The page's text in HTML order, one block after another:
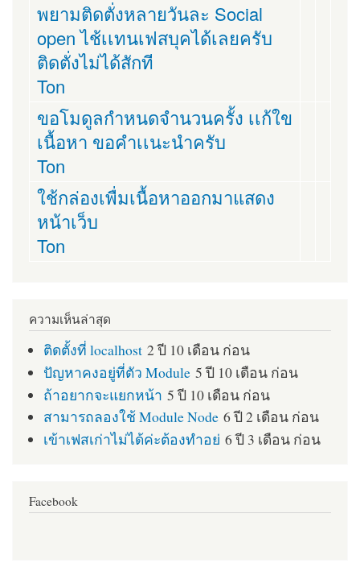
พยามติดตั่งหลายวันละ Social
open ไช้เเทนเฟสบุคได้เลยครับ
ติดตั่งไม่ได้สักที
Ton
ขอโมดูลกำหนดจำนวนครั้ง เเก้ใข
เนื้อหา ขอคำเเนะนำครับ
Ton
ใช้กล่องเพื่มเนื้อหาออกมาแสดง
หน้าเว็บ
Ton
ความเห็นล่าสุด
ติดตั้งที่ localhost 2 ปี 10 เดือน ก่อน
ปัญหาคงอยู่ที่ตัว Module 5 ปี 10 เดือน ก่อน
ถ้าอยากจะแยกหน้า 5 ปี 10 เดือน ก่อน
สามารถลองใช้ Module Node 6 ปี 2 เดือน ก่อน
เข้าเฟสเก่าไม่ได้ค่ะต้องทำอย่ 6 ปี 3 เดือน ก่อน
Facebook